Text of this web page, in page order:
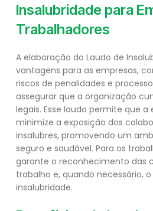
Insalubridade para
Trabalhadores
A elaboração do Laudo de
vantagens para as empresas,
riscos de penalidades e
assegurar que a organização
legais. Esse laudo permite que
minimize a exposição dos
insalubres, promovendo um
seguro e saudável. Para os
garante o reconhecimento das
trabalho e, quando necessário,
insalubridade.